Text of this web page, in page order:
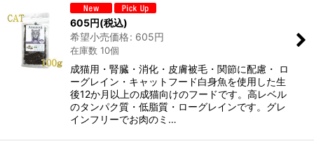
605円(税込)
希望小売価格: 605円
在庫数 10個
成猫用・腎臓・消化・皮膚被毛・関節に配慮・ ロ
ーグレイン・キャットフード白身魚を使用した生
後12か月以上の成猫向けのフードです。高レベル
のタンパク質・低脂質・ローグレインです。グレ
インフリーでお肉のミ…